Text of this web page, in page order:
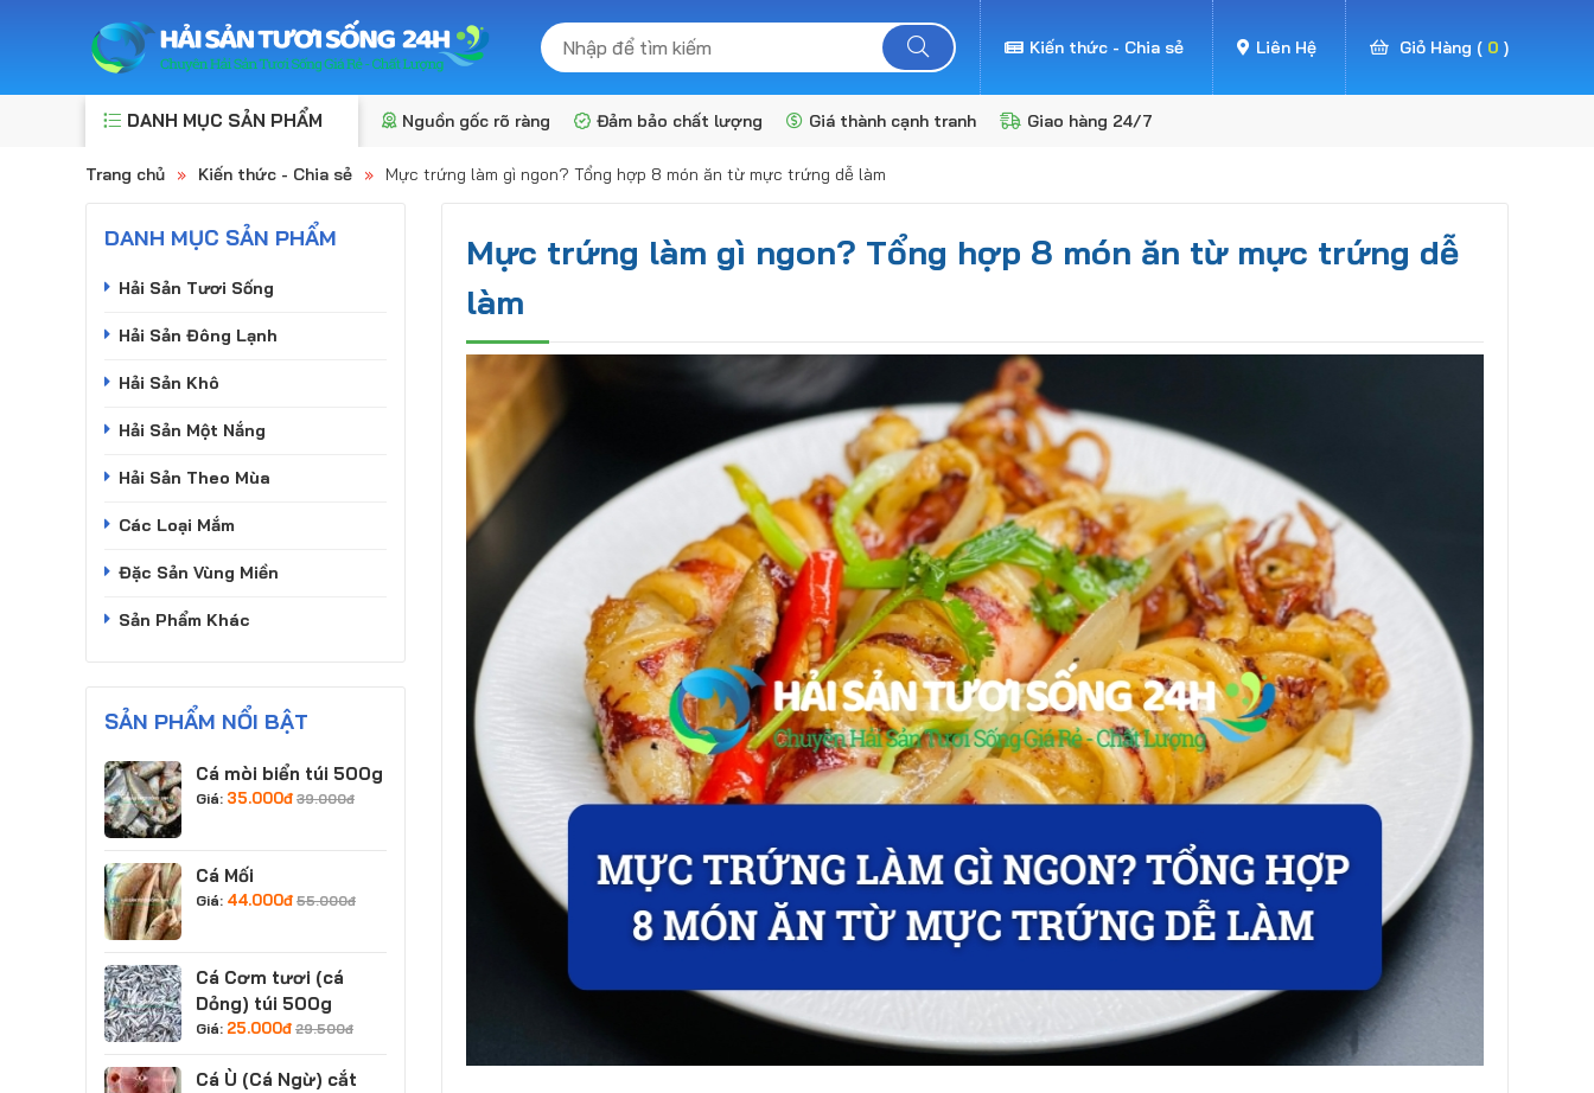
Kiến thức - Chia sẻ Liên Hệ Giỏ Hàng ( 0 )
DANH MỤC SẢN PHẨM Nguồn gốc rõ ràng Đảm bảo chất lượng Giá thành cạnh tranh Giao hàng 24/7
Trang chủ » Kiến thức - Chia sẻ » Mực trứng làm gì ngon? Tổng hợp 8 món ăn từ mực trứng dễ làm
Mực trứng làm gì ngon? Tổng hợp 8 món ăn từ mực trứng dễ
làm
DANH MỤC SẢN PHẨM
Hải Sản Tươi Sống
Hải Sản Đông Lạnh
Hải Sản Khô
Hải Sản Một Nắng
Hải Sản Theo Mùa
Các Loại Mắm
Đặc Sản Vùng Miền
Sản Phẩm Khác
SẢN PHẨM NỔI BẬT
Cá mòi biển túi 500g
Giá: 35.000đ 39.000đ
Cá Mối
Giá: 44.000đ 55.000đ
Cá Cơm tươi (cá
Dỏng) túi 500g
Giá: 25.000đ 29.500đ
Cá Ù (Cá Ngừ) cắt